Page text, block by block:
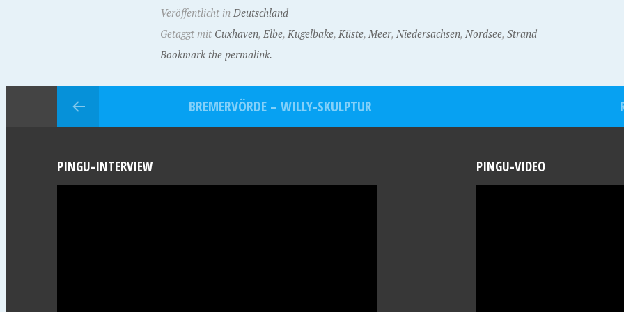
Veröffentlicht in Deutschland
Getaggt mit Cuxhaven, Elbe, Kugelbake, Küste, Meer, Niedersachsen, Nordsee, Strand
Bookmark the permalink.
BREMERVÖRDE – WILLY-SKULPTUR
PINGU-INTERVIEW PINGU-VIDEO